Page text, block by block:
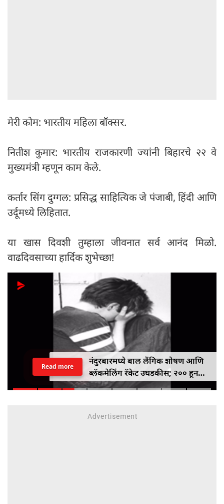
मेरी कोम: भारतीय महिला बॉक्सर.
नितीश कुमार: भारतीय राजकारणी ज्यांनी बिहारचे २२ वे
मुख्यमंत्री म्हणून काम केले.
कर्तार सिंग दुग्गल: प्रसिद्ध साहित्यिक जे पंजाबी, हिंदी आणि
उर्दूमध्ये लिहितात.
या खास दिवशी तुम्हाला जीवनात सर्व आनंद मिळो.
वाढदिवसाच्या हार्दिक शुभेच्छा!
नंदुरबारमध्ये बाल लैंगिक शोषण आणि
ब्लॅकमेलिंग रॅकेट उघडकीस; २०० हून
अधिक अश्लील क्लिप्स जप्त
Read more